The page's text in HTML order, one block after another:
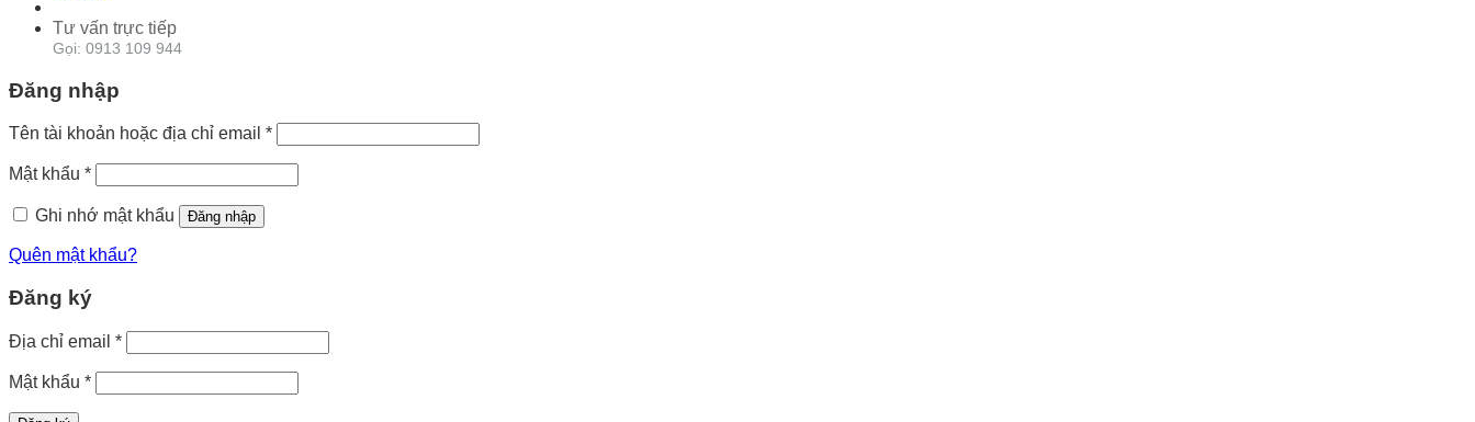
Tư vấn trực tiếp
Gọi: 0913 109 944
Đăng nhập
Tên tài khoản hoặc địa chỉ email *
Mật khẩu *
Ghi nhớ mật khẩu Đăng nhập
Quên mật khẩu?
Đăng ký
Địa chỉ email *
Mật khẩu *